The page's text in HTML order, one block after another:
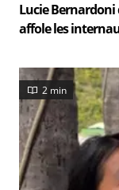
Lucie Bernardoni
affole les
2 min